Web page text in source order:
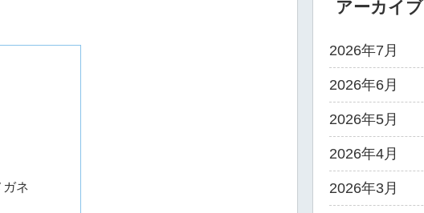
ネ
アーカイブ
2026年7月
2026年6月
2026年5月
2026年4月
2026年3月